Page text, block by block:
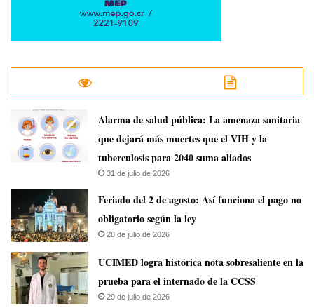
​Alarma de salud pública: La amenaza sanitaria
que dejará más muertes que el VIH y la
tuberculosis para 2040 suma aliados
31 de julio de 2026
Feriado del 2 de agosto: Así funciona el pago no
obligatorio según la ley
28 de julio de 2026
UCIMED logra histórica nota sobresaliente en la
prueba para el internado de la CCSS
29 de julio de 2026